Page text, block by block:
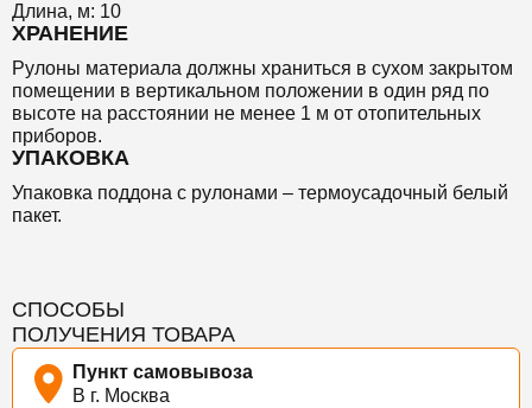
Длина, м: 10
ХРАНЕНИЕ
Рулоны материала должны храниться в сухом закрытом
помещении в вертикальном положении в один ряд по
высоте на расстоянии не менее 1 м от отопительных
приборов.
УПАКОВКА
Упаковка поддона с рулонами – термоусадочный белый
пакет.
СПОСОБЫ
ПОЛУЧЕНИЯ ТОВАРА
Пункт самовывоза
В г. Москва